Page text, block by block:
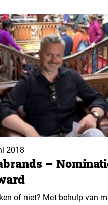
organisaties te peilen. Dit
van in Clou(Today).
2018
–
of niet? Met behulp van